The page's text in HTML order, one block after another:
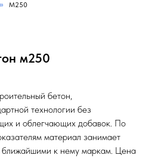
» М250
м250
бетон,
технологии без
и облегчающих добавок. По
материал занимает
к нему маркам. Цена